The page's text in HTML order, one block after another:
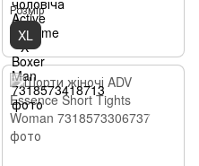
Розмір
XL